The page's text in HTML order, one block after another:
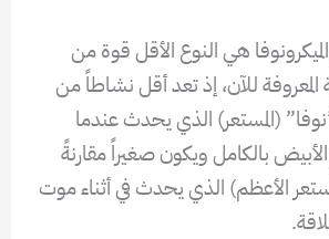
هي النوع الأقل قوة من
المعروفة للآن، إذ تعد أقل نشاطاً من
(المستعر) الذي يحدث عندما
بالكامل ويكون صغيراً مقارنةً
الأعظم) الذي يحدث في أثناء موت